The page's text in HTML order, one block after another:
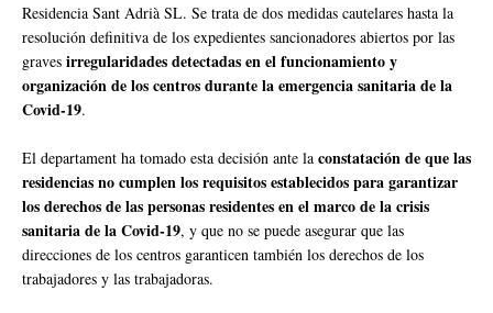
Residencia Sant Adrià SL. Se trata de dos medidas cautelares hasta la
resolución definitiva de los expedientes sancionadores abiertos por las
graves irregularidades detectadas en el funcionamiento y
organización de los centros durante la emergencia sanitaria de la
Covid-19.
El departament ha tomado esta decisión ante la constatación de que las
residencias no cumplen los requisitos establecidos para garantizar
los derechos de las personas residentes en el marco de la crisis
sanitaria de la Covid-19, y que no se puede asegurar que las
direcciones de los centros garanticen también los derechos de los
trabajadores y las trabajadoras.